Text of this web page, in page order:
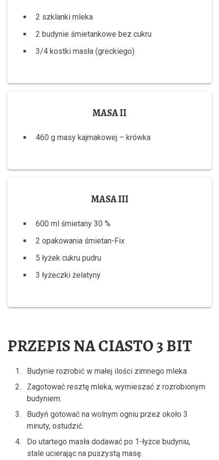
2 szklanki mleka
2 budynie śmietankowe bez cukru
3/4 kostki masła (greckiego)
MASA II
460 g masy kajmakowej – krówka
MASA III
600 ml śmietany 30 %
2 opakowania śmietan-Fix
5 łyżek cukru pudru
3 łyżeczki żelatyny
PRZEPIS NA CIASTO 3 BIT
Budynie rozrobić w małej ilości zimnego mleka.
Zagotować resztę mleka, wymieszać z rozrobionym
budyniem.
Budyń gotować na wolnym ogniu przez około 3
minuty, ostudzić.
Do utartego masła dodawać po 1-łyżce budyniu,
stale ucierając na puszystą masę.